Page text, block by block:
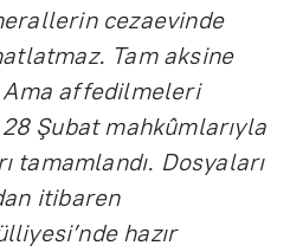
cezaevinde
Tam aksine
Ama affedilmeleri
Şubat mahkûmlarıyla
tamamlandı. Dosyaları
itibaren
hazır